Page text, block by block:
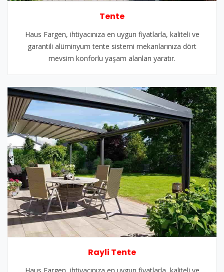
Tente
Haus Fargen, ihtiyacınıza en uygun fiyatlarla, kaliteli ve
garantili alüminyum tente sistemi mekanlarınıza dört
mevsim konforlu yaşam alanları yaratır.
Rayli Tente